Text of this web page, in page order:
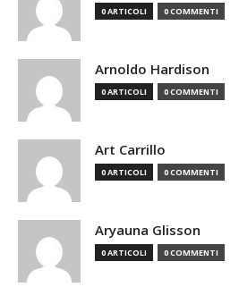
0 ARTICOLI 0 COMMENTI
Arnoldo Hardison
0 ARTICOLI 0 COMMENTI
Art Carrillo
0 ARTICOLI 0 COMMENTI
Aryauna Glisson
0 ARTICOLI 0 COMMENTI